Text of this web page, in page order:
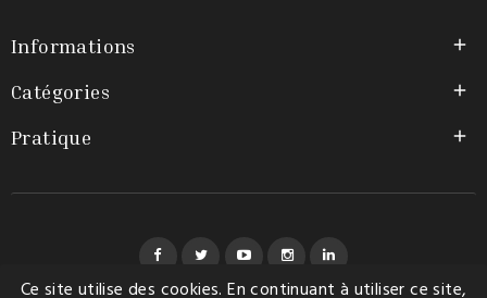
Informations 
Catégories 
Pratique 
Ce site utilise des cookies. En continuant à utiliser ce site,
FacebookTwitterYouTubeInstagram